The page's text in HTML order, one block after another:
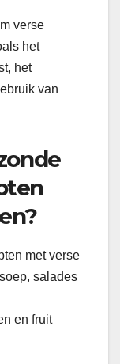
verse
het
het
van
met verse
salades
en fruit